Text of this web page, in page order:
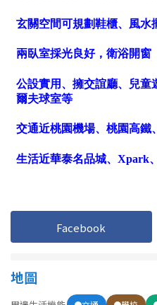
3樓
5~10樓
21樓以上
~
Facebook
地圖